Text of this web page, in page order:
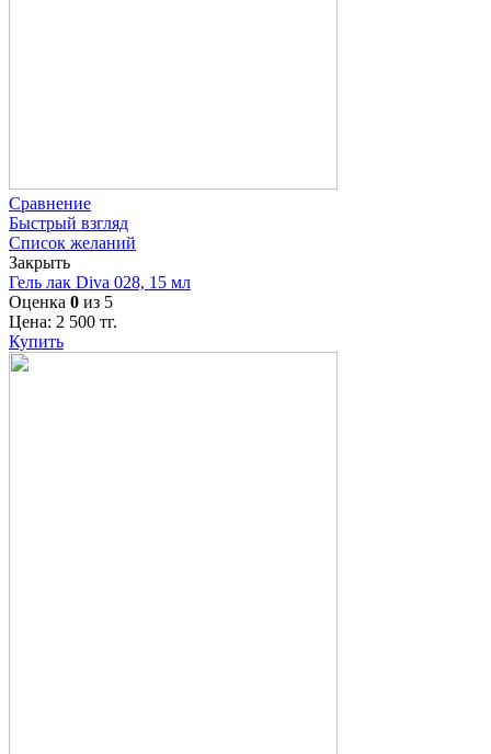
Сравнение
Быстрый взгляд
Список желаний
Закрыть
Гель лак Diva 028, 15 мл
Оценка 0 из 5
Цена: 2 500 тг.
Купить